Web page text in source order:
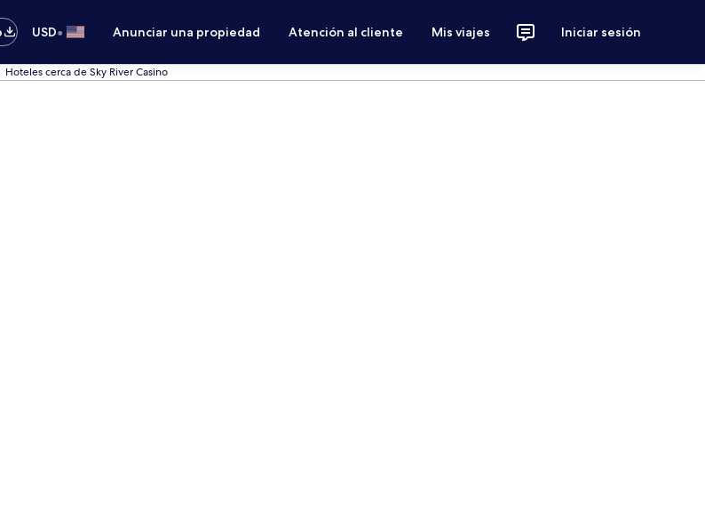
USD• Anunciar una propiedad Atención al cliente Mis viajes Iniciar sesión
Hoteles cerca de Sky River Casino